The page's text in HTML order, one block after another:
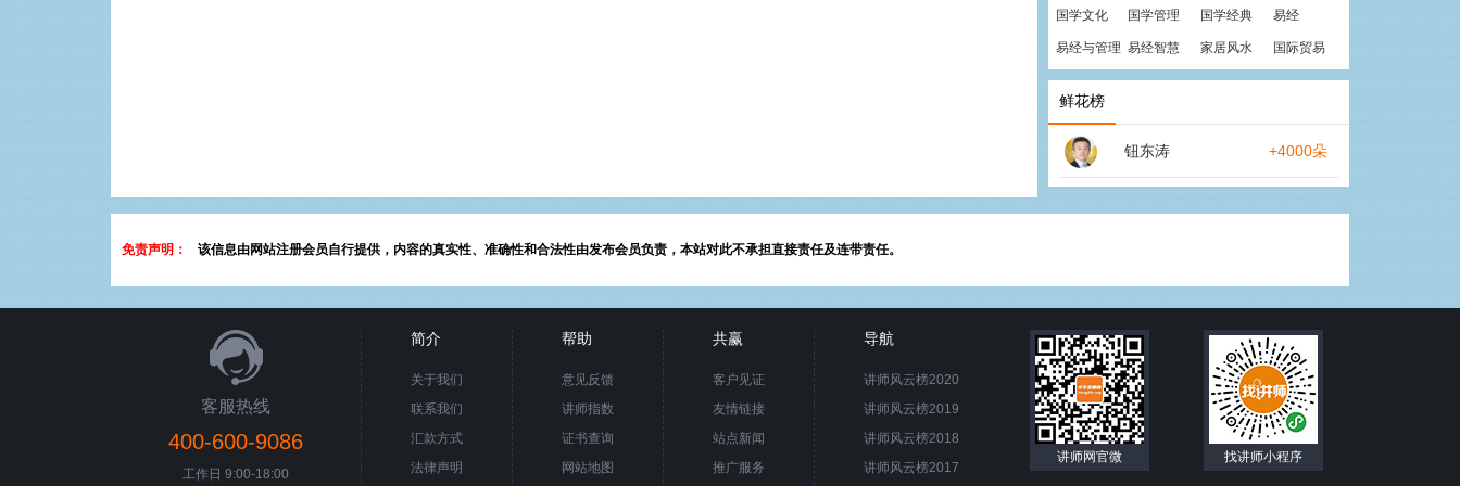
国学文化 国学管理 国学经典 易经
易经与管理 易经智慧 家居风水 国际贸易
鲜花榜
钮东涛 +4000朵
免责声明： 该信息由网站注册会员自行提供，内容的真实性、准确性和合法性由发布会员负责，本站对此不承担直接责任及连带责任。
客服热线
400-600-9086
工作日 9:00-18:00
简介
关于我们
联系我们
汇款方式
法律声明
帮助
意见反馈
讲师指数
证书查询
网站地图
共赢
客户见证
友情链接
站点新闻
推广服务
导航
讲师风云榜2020
讲师风云榜2019
讲师风云榜2018
讲师风云榜2017
讲师网官微 找讲师小程序